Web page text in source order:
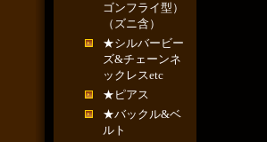
ゴンフライ型）
（ズニ含）
★シルバービー
ズ&チェーンネ
ックレスetc
★ピアス
★バックル&ベ
ルト